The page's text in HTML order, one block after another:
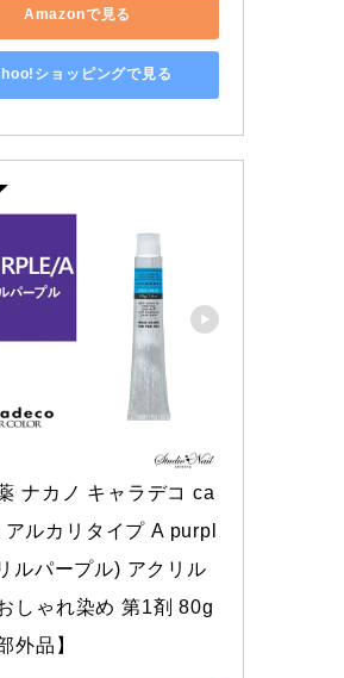
Amazonで見る
ショッピングで見る
ナカノ キャラデコ ca
ルカリタイプ A purpl
ルパープル) アクリル
しゃれ染め 第1剤 80g
外品】